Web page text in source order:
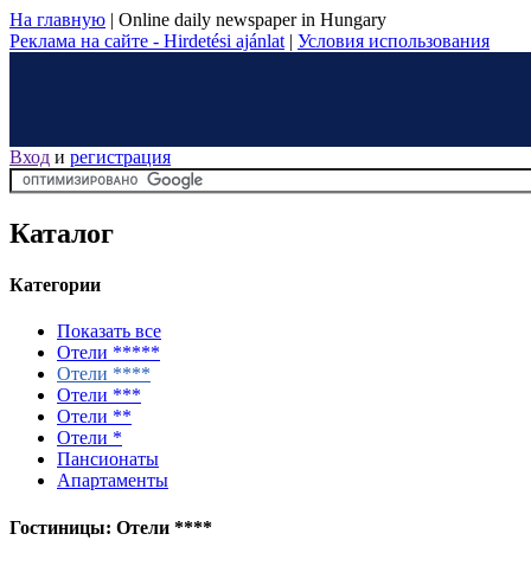
На главную | Online daily newspaper in Hungary
Реклама на сайте - Hirdetési ajánlat | Условия использования
Вход и регистрация
Каталог
Категории
Показать все
Отели *****
Отели ****
Отели ***
Отели **
Отели *
Пансионаты
Апартаменты
Гостиницы: Отели ****